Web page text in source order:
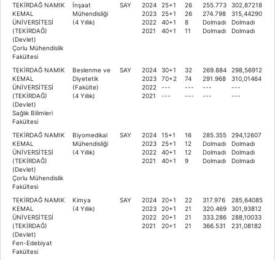
TEKİRDAĞ NAMIK
KEMAL
ÜNİVERSİTESİ
(TEKİRDAĞ)
(Devlet)
Çorlu Mühendislik
Fakültesi
İnşaat
Mühendisliği
(4 Yıllık)
SAY
2024
2023
2022
2021
25+1
25+1
40+1
40+1
26
26
8
11
255.773
274.798
Dolmadı
Dolmadı
302,87218
315,44290
Dolmadı
Dolmadı
TEKİRDAĞ NAMIK
KEMAL
ÜNİVERSİTESİ
(TEKİRDAĞ)
(Devlet)
Sağlık Bilimleri
Fakültesi
Beslenme ve
Diyetetik
(Fakülte)
(4 Yıllık)
SAY
2024
2023
2022
2021
30+1
70+2
---
---
32
74
---
---
269.884
291.968
---
---
298,56912
310,01464
---
---
TEKİRDAĞ NAMIK
KEMAL
ÜNİVERSİTESİ
(TEKİRDAĞ)
(Devlet)
Çorlu Mühendislik
Fakültesi
Biyomedikal
Mühendisliği
(4 Yıllık)
SAY
2024
2023
2022
2021
15+1
25+1
40+1
40+1
16
12
12
9
285.355
Dolmadı
Dolmadı
Dolmadı
294,12607
Dolmadı
Dolmadı
Dolmadı
TEKİRDAĞ NAMIK
KEMAL
ÜNİVERSİTESİ
(TEKİRDAĞ)
(Devlet)
Fen-Edebiyat
Fakültesi
Kimya
(4 Yıllık)
SAY
2024
2023
2022
2021
20+1
20+1
20+1
20+1
22
21
21
21
317.976
320.469
333.286
366.531
285,64085
301,93812
288,10033
231,08182